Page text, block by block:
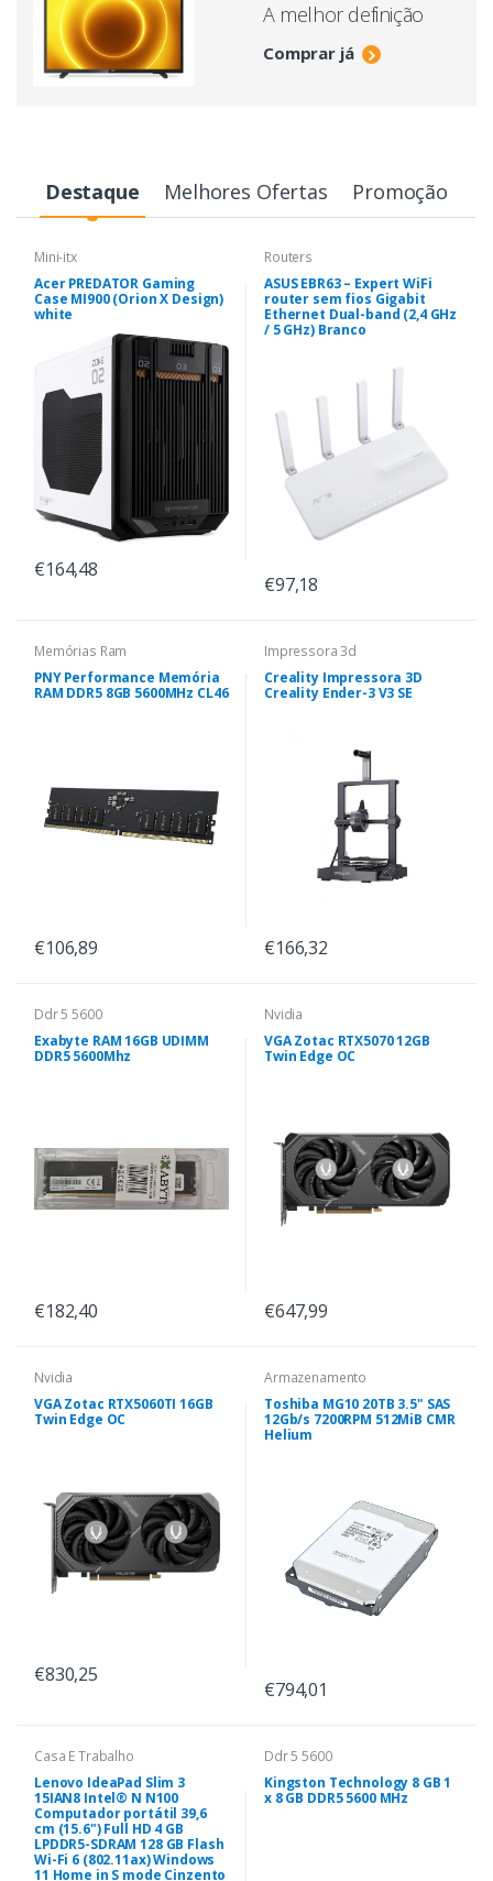
A melhor definição
Comprar já
Destaque Melhores Ofertas Promoção
Mini-itx
Acer PREDATOR Gaming
Case MI900 (Orion X Design)
white
€164,48
Routers
ASUS EBR63 – Expert WiFi
router sem fios Gigabit
Ethernet Dual-band (2,4 GHz
/ 5 GHz) Branco
€97,18
Memórias Ram
PNY Performance Memória
RAM DDR5 8GB 5600MHz CL46
€106,89
Impressora 3d
Creality Impressora 3D
Creality Ender-3 V3 SE
€166,32
Ddr 5 5600
Exabyte RAM 16GB UDIMM
DDR5 5600Mhz
€182,40
Nvidia
VGA Zotac RTX5070 12GB
Twin Edge OC
€647,99
Nvidia
VGA Zotac RTX5060TI 16GB
Twin Edge OC
€830,25
Armazenamento
Toshiba MG10 20TB 3.5" SAS
12Gb/s 7200RPM 512MiB CMR
Helium
€794,01
Casa E Trabalho
Lenovo IdeaPad Slim 3
15IAN8 Intel® N N100
Computador portátil 39,6
cm (15.6") Full HD 4 GB
LPDDR5-SDRAM 128 GB Flash
Wi-Fi 6 (802.11ax) Windows
11 Home in S mode Cinzento
Ddr 5 5600
Kingston Technology 8 GB 1
x 8 GB DDR5 5600 MHz